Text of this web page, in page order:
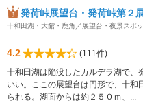
発荷峠展望台・発荷峠第２
十和田湖・大館・鹿角／展望台・夜景スポ
4.2
(111件)
十和田湖は陥没したカルデラ湖で、
いい。ここの展望台は円形で、十和
られる。湖面からは約２５０ｍ、...